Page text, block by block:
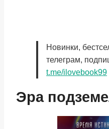
Новинки,
телеграм,
t.me/ilovebook99
Эра